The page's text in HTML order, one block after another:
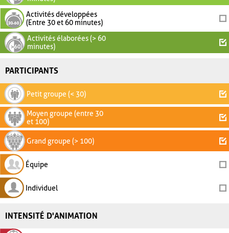
Activités développées
(Entre 30 et 60 minutes)
Activités élaborées (> 60
minutes)
PARTICIPANTS
Petit groupe (< 30)
Moyen groupe (entre 30
et 100)
Grand groupe (> 100)
Équipe
Individuel
INTENSITÉ D'ANIMATION